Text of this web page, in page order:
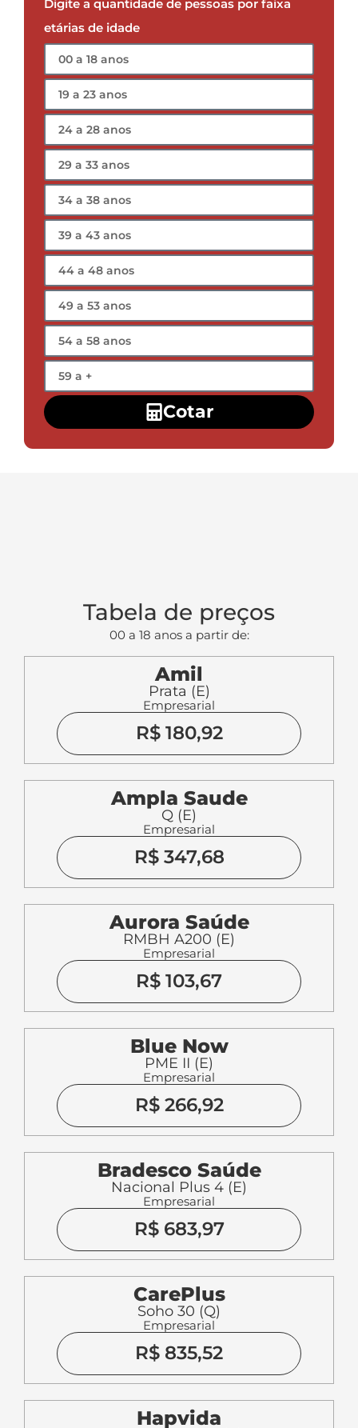
Cotar
Tabela de preços
Ampla Saude
Q (E)
Empresarial
R$ 347,68
Aurora Saúde
RMBH A200 (E)
Empresarial
R$ 103,67
Blue Now
PME II (E)
Empresarial
R$ 266,92
Bradesco Saúde
Nacional Plus 4 (E)
Empresarial
R$ 683,97
CarePlus
Soho 30 (Q)
Empresarial
R$ 835,52
Hapvida
Nosso médico (E)
Empresarial
R$ 157,94
Sulamérica
Empresarial
DIreto Nacional (E)
R$ 252,19